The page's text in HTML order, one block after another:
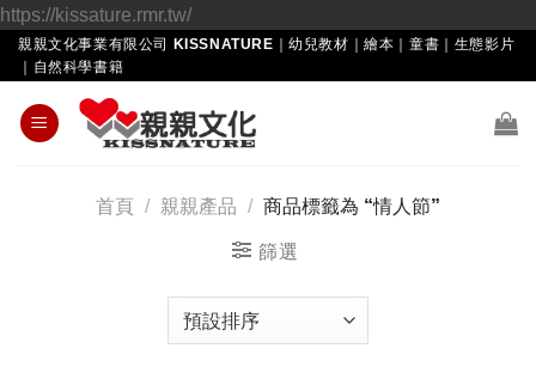
https://kissature.rmr.tw/Skip
to
親親文化事業有限公司 KISSNATURE｜幼兒教材｜繪本｜童書｜生態影片
｜自然科學書籍
首頁 / 親親產品 / 商品標籤為 “情人節”
篩選